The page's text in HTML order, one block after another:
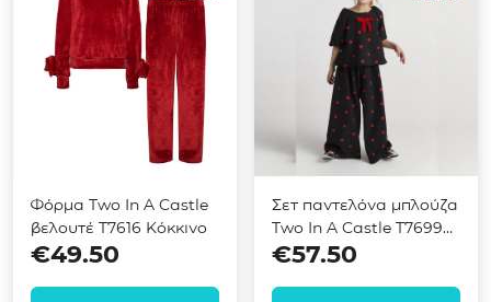
Φόρμα Two In A Castle
βελουτέ T7616 Κόκκινο
€49.50
Σετ παντελόνα μπλούζα
Two In A Castle T7699
Μαύρο
€57.50